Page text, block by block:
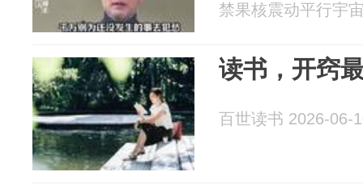
禁果核震动平行宇
读书，开窍
百世读书 2026-06-